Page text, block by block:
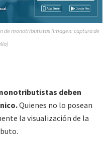
de monotributistas (Imagen: captura de
deben
Quienes no lo posean
la visualización de la